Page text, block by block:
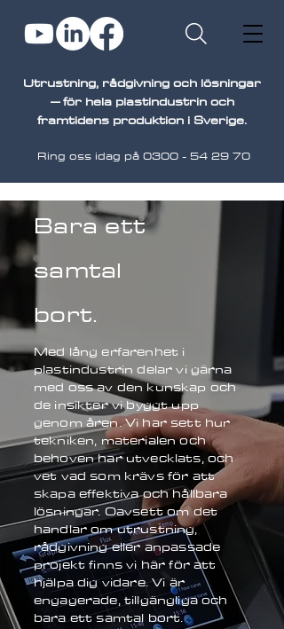
Utrustning, rådgivning och lösningar
– för hela plastindustrin och
framtidens produktion i Sverige.
Ring oss idag på0300 - 54 29 70
Bara ett
samtal
bort.
Med lång erfarenhet i
plastindustrin delar vi gärna
med oss av den kunskap och
de insikter vi byggt upp
genom åren. Vi har sett hur
tekniken, materialen och
behoven har utvecklats, och
vet vad som krävs för att
skapa effektiva och hållbara
lösningar. Oavsett om det
handlar om utrustning,
rådgivning eller anpassade
projekt finns vi här för att
hjälpa dig vidare. Vi är
engagerade, tillgängliga och
bara ett samtal bort.